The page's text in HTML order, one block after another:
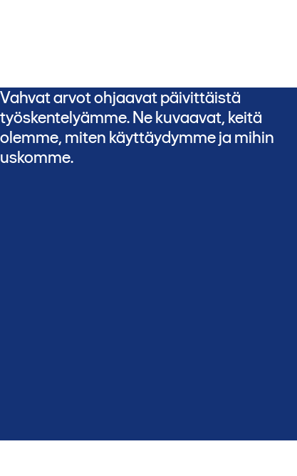
Vahvat arvot ohjaavat päivittäistä
työskentelyämme. Ne kuvaavat, keitä
olemme, miten käyttäydymme ja mihin
uskomme.